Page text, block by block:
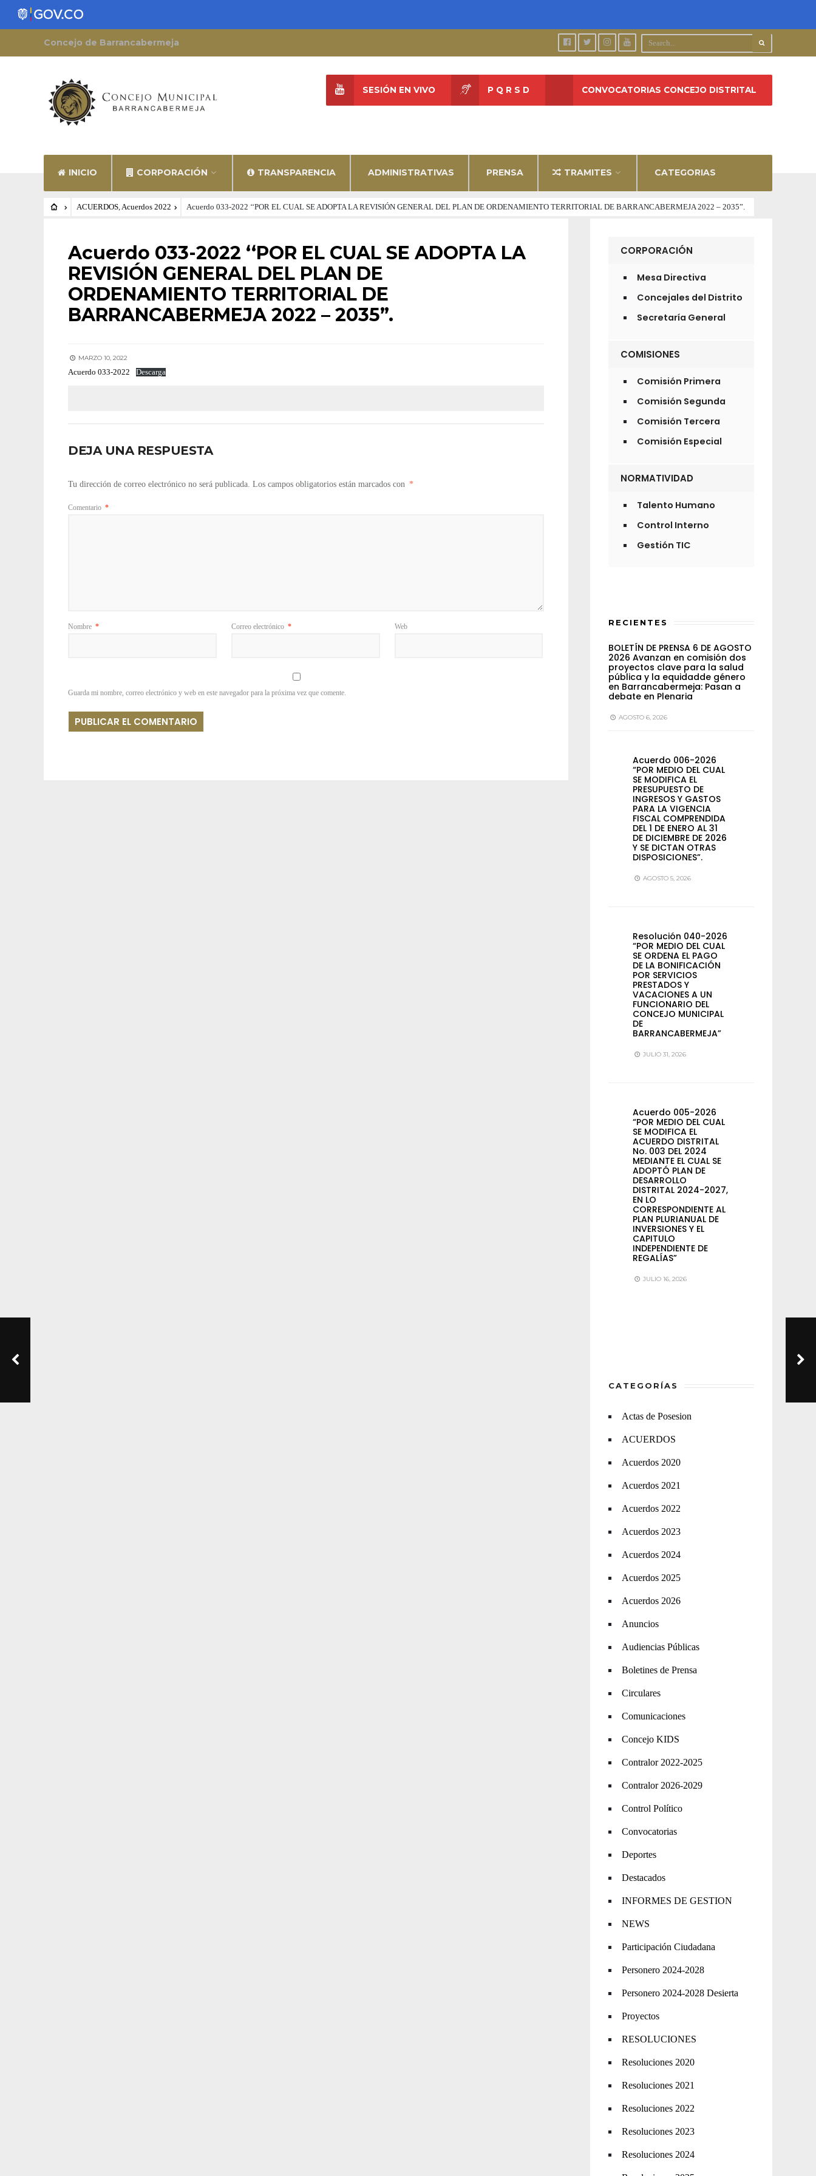
Concejo de Barrancabermeja
INICIO CORPORACIÓN TRANSPARENCIA ADMINISTRATIVAS PRENSA TRAMITES CATEGORIAS
SESIÓN EN VIVO P Q R S D CONVOCATORIAS CONCEJO DISTRITAL
ACUERDOS,Acuerdos 2022 Acuerdo 033-2022 ‘‘POR EL CUAL SE ADOPTA LA REVISIÓN GENERAL DEL PLAN DE ORDENAMIENTO TERRITORIAL DE BARRANCABERMEJA 2022 – 2035”.
ACUERDOS• ACUERDOS 2022
Acuerdo 033-2022 ‘‘POR EL CUAL SE ADOPTA LA
REVISIÓN GENERAL DEL PLAN DE
ORDENAMIENTO TERRITORIAL DE
BARRANCABERMEJA 2022 – 2035”.
MARZO 10, 2022
Acuerdo 033-2022 Descarga
DEJA UNA RESPUESTA
Tu dirección de correo electrónico no será publicada. Los campos obligatorios están marcados con *
Comentario *
Nombre * Correo electrónico * Web
Guarda mi nombre, correo electrónico y web en este navegador para la próxima vez que comente.
CORPORACIÓN
Mesa Directiva
Concejales del Distrito
Secretaría General
COMISIONES
Comisión Primera
Comisión Segunda
Comisión Tercera
Comisión Especial
NORMATIVIDAD
Talento Humano
Control Interno
Gestión TIC
RECIENTES
BOLETÍN DE PRENSA 6 DE AGOSTO
2026 Avanzan en comisión dos
proyectos clave para la salud
pública y la equidadde género
en Barrancabermeja: Pasan a
debate en Plenaria
AGOSTO 6, 2026
Acuerdo 006-2026
“POR MEDIO DEL CUAL
SE MODIFICA EL
PRESUPUESTO DE
INGRESOS Y GASTOS
PARA LA VIGENCIA
FISCAL COMPRENDIDA
DEL 1 DE ENERO AL 31
DE DICIEMBRE DE 2026
Y SE DICTAN OTRAS
DISPOSICIONES”.
AGOSTO 5, 2026
Resolución 040-2026
“POR MEDIO DEL CUAL
SE ORDENA EL PAGO
DE LA BONIFICACIÓN
POR SERVICIOS
PRESTADOS Y
VACACIONES A UN
FUNCIONARIO DEL
CONCEJO MUNICIPAL
DE
BARRANCABERMEJA”
JULIO 31, 2026
Acuerdo 005-2026
“POR MEDIO DEL CUAL
SE MODIFICA EL
ACUERDO DISTRITAL
No. 003 DEL 2024
MEDIANTE EL CUAL SE
ADOPTÓ PLAN DE
DESARROLLO
DISTRITAL 2024-2027,
EN LO
CORRESPONDIENTE AL
PLAN PLURIANUAL DE
INVERSIONES Y EL
CAPITULO
INDEPENDIENTE DE
REGALÍAS”
JULIO 16, 2026
CATEGORÍAS
Actas de Posesion
ACUERDOS
Acuerdos 2020
Acuerdos 2021
Acuerdos 2022
Acuerdos 2023
Acuerdos 2024
Acuerdos 2025
Acuerdos 2026
Anuncios
Audiencias Públicas
Boletines de Prensa
Circulares
Comunicaciones
Concejo KIDS
Contralor 2022-2025
Contralor 2026-2029
Control Político
Convocatorias
Deportes
Destacados
INFORMES DE GESTION
NEWS
Participación Ciudadana
Personero 2024-2028
Personero 2024-2028 Desierta
Proyectos
RESOLUCIONES
Resoluciones 2020
Resoluciones 2021
Resoluciones 2022
Resoluciones 2023
Resoluciones 2024